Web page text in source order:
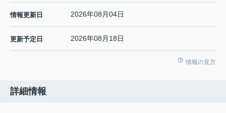
情報更新日 2026年08月04日
更新予定日 2026年08月18日
情報の見方
詳細情報